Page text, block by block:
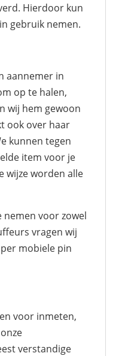
Hierdoor kun
gebruik nemen.
aannemer in
op te halen,
wij hem gewoon
ook over haar
kunnen tegen
item voor je
wijze worden alle
nemen voor zowel
vragen wij
mobiele pin
voor inmeten,
verstandige